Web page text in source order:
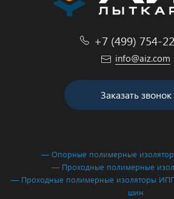
+7 (499) 754-
info@aiz.com
Заказать звонок
— Опорные полимерные
— Проходные полимерные
— Проходные полимерные изоляторы
шин